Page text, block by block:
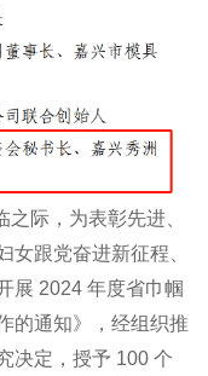
际，为表彰先进、
女跟党奋进新征程、
展 2024 年度省巾帼
的通知》，经组织推
决定，授予 100 个